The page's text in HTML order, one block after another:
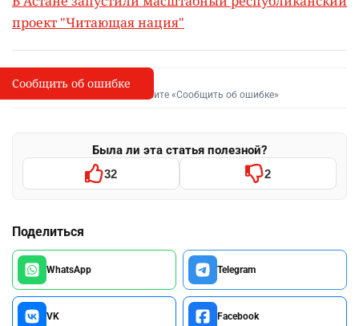
проект "Читающая нация"
I
Сообщить об опечатке
Выделите фрагмент и нажмите «Сообщить об ошибке»
Была ли эта статья полезной?
32 2
Поделиться
WhatsApp Telegram
VK Facebook
Сообщить об ошибке